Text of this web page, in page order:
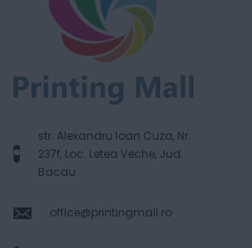
str. Alexandru Ioan Cuza, Nr.
237f, Loc. Letea Veche, Jud.
Bacau
office@printingmall.ro